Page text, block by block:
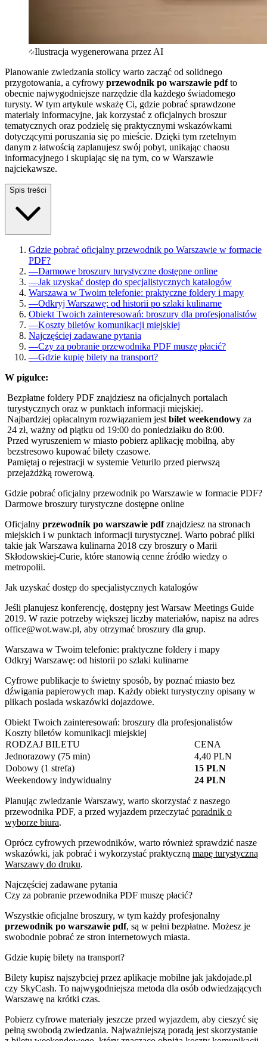
Ilustracja wygenerowana przez AI
Planowanie zwiedzania stolicy warto zacząć od solidnego
przygotowania, a cyfrowy przewodnik po warszawie pdfto
obecnie najwygodniejsze narzędzie dla każdego świadomego
turysty. W tym artykule wskażę Ci, gdzie pobrać sprawdzone
materiały informacyjne, jak korzystać z oficjalnych broszur
tematycznych oraz podzielę się praktycznymi wskazówkami
dotyczącymi poruszania się po mieście. Dzięki tym rzetelnym
danym z łatwością zaplanujesz swój pobyt, unikając chaosu
informacyjnego i skupiając się na tym, co w Warszawie
najciekawsze.
Spis treści
Gdzie pobrać oficjalny przewodnik po Warszawie w formacie
PDF?
—Darmowe broszury turystyczne dostępne online
—Jak uzyskać dostęp do specjalistycznych katalogów
Warszawa w Twoim telefonie: praktyczne foldery i mapy
—Odkryj Warszawę: od historii po szlaki kulinarne
Obiekt Twoich zainteresowań: broszury dla profesjonalistów
—Koszty biletów komunikacji miejskiej
Najczęściej zadawane pytania
—Czy za pobranie przewodnika PDF muszę płacić?
—Gdzie kupię bilety na transport?
W pigułce:
Bezpłatne foldery PDF znajdziesz na oficjalnych portalach
turystycznych oraz w punktach informacji miejskiej.
Najbardziej opłacalnym rozwiązaniem jest bilet weekendowy za
24 zł, ważny od piątku od 19:00 do poniedziałku do 8:00.
Przed wyruszeniem w miasto pobierz aplikację mobilną, aby
bezstresowo kupować bilety czasowe.
Pamiętaj o rejestracji w systemie Veturilo przed pierwszą
przejażdżką rowerową.
Gdzie pobrać oficjalny przewodnik po Warszawie w formacie PDF?
Darmowe broszury turystyczne dostępne online
Oficjalny przewodnik po warszawie pdfznajdziesz na stronach
miejskich i w punktach informacji turystycznej. Warto pobrać pliki
takie jak Warszawa kulinarna 2018 czy broszury o Marii
Skłodowskiej-Curie, które stanowią cenne źródło wiedzy o
metropolii.
Jak uzyskać dostęp do specjalistycznych katalogów
Jeśli planujesz konferencję, dostępny jest Warsaw Meetings Guide
2019. W razie potrzeby większej liczby materiałów, napisz na adres
office@wot.waw.pl, aby otrzymać broszury dla grup.
Warszawa w Twoim telefonie: praktyczne foldery i mapy
Odkryj Warszawę: od historii po szlaki kulinarne
Cyfrowe publikacje to świetny sposób, by poznać miasto bez
dźwigania papierowych map. Każdy obiekt turystyczny opisany w
plikach posiada wskazówki dojazdowe.
Obiekt Twoich zainteresowań: broszury dla profesjonalistów
Koszty biletów komunikacji miejskiej
RODZAJ BILETU
CENA
Jednorazowy (75 min)
4,40 PLN
Dobowy (1 strefa)
15 PLN
Weekendowy indywidualny
24 PLN
Planując zwiedzanie Warszawy, warto skorzystać z naszego
przewodnika PDF, a przed wyjazdem przeczytać poradnik o
wyborze biura.
Oprócz cyfrowych przewodników, warto również sprawdzić nasze
wskazówki, jak pobrać i wykorzystać praktyczną mapę turystyczną
Warszawy do druku.
Najczęściej zadawane pytania
Czy za pobranie przewodnika PDF muszę płacić?
Wszystkie oficjalne broszury, w tym każdy profesjonalny
przewodnik po warszawie pdf, są w pełni bezpłatne. Możesz je
swobodnie pobrać ze stron internetowych miasta.
Gdzie kupię bilety na transport?
Bilety kupisz najszybciej przez aplikacje mobilne jak jakdojade.pl
czy SkyCash. To najwygodniejsza metoda dla osób odwiedzających
Warszawę na krótki czas.
Pobierz cyfrowe materiały jeszcze przed wyjazdem, aby cieszyć się
pełną swobodą zwiedzania. Najważniejszą poradą jest skorzystanie